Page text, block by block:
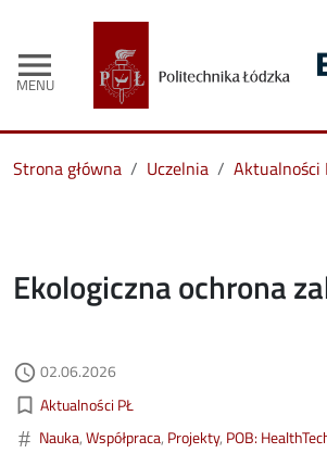
menu
MENU
Strona główna Uczelnia Aktualności
Ekologiczna ochrona
access_time Data dodania
02.06.2026
bookmark_border Kategorie aktualności
Aktualności PŁ
# Nauka Współpraca Projekty POB: